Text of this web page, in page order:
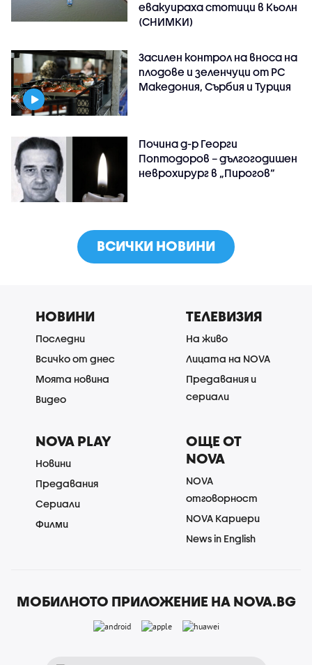
евакуираха стотици в Кьолн
(СНИМКИ)
Засилен контрол на вноса на
плодове и зеленчуци от РС
Македония, Сърбия и Турция
Почина д-р Георги
Поптодоров – дългогодишен
неврохирург в „Пирогов“
ВСИЧКИ НОВИНИ
НОВИНИ
Последни
Всичко от днес
Моята новина
Видео
ТЕЛЕВИЗИЯ
На живо
Лицата на NOVA
Предавания и
сериали
NOVA PLAY
Новини
Предавания
Сериали
Филми
ОЩЕ ОТ
NOVA
NOVA
отговорност
NOVA Кариери
News in English
МОБИЛНОТО ПРИЛОЖЕНИЕ НА NOVA.BG